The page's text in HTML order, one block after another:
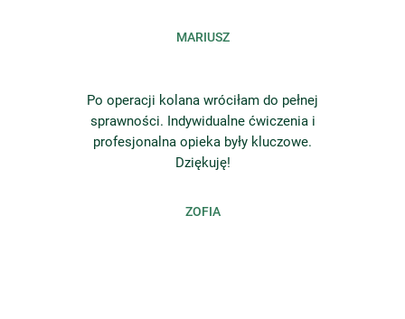
MARIUSZ
Po operacji kolana wróciłam do pełnej
sprawności. Indywidualne ćwiczenia i
profesjonalna opieka były kluczowe.
Dziękuję!
ZOFIA